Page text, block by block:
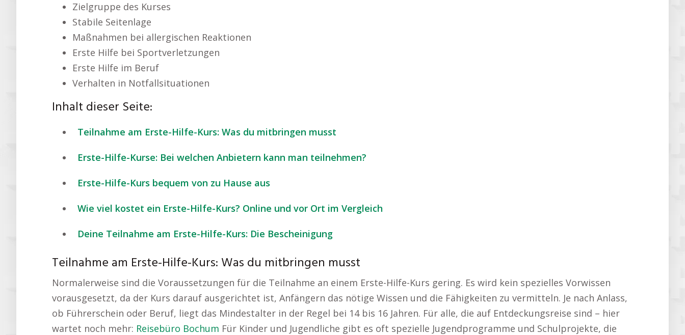
Zielgruppe des Kurses
Stabile Seitenlage
Maßnahmen bei allergischen Reaktionen
Erste Hilfe bei Sportverletzungen
Erste Hilfe im Beruf
Verhalten in Notfallsituationen
Inhalt dieser Seite:
Teilnahme am Erste-Hilfe-Kurs: Was du mitbringen musst
Erste-Hilfe-Kurse: Bei welchen Anbietern kann man teilnehmen?
Erste-Hilfe-Kurs bequem von zu Hause aus
Wie viel kostet ein Erste-Hilfe-Kurs? Online und vor Ort im Vergleich
Deine Teilnahme am Erste-Hilfe-Kurs: Die Bescheinigung
Teilnahme am Erste-Hilfe-Kurs: Was du mitbringen musst
Normalerweise sind die Voraussetzungen für die Teilnahme an einem Erste-Hilfe-Kurs gering. Es wird kein spezielles Vorwissen
vorausgesetzt, da der Kurs darauf ausgerichtet ist, Anfängern das nötige Wissen und die Fähigkeiten zu vermitteln. Je nach Anlass,
ob Führerschein oder Beruf, liegt das Mindestalter in der Regel bei 14 bis 16 Jahren. Für alle, die auf Entdeckungsreise sind – hier
wartet noch mehr: Reisebüro Bochum Für Kinder und Jugendliche gibt es oft spezielle Jugendprogramme und Schulprojekte, die